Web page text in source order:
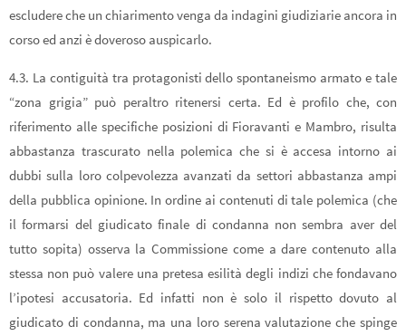
escludere che un chiarimento venga da indagini giudiziarie ancora in
corso ed anzi è doveroso auspicarlo.
4.3. La contiguità tra protagonisti dello spontaneismo armato e tale
“zona grigia” può peraltro ritenersi certa. Ed è profilo che, con
riferimento alle specifiche posizioni di Fioravanti e Mambro, risulta
abbastanza trascurato nella polemica che si è accesa intorno ai
dubbi sulla loro colpevolezza avanzati da settori abbastanza ampi
della pubblica opinione. In ordine ai contenuti di tale polemica (che
il formarsi del giudicato finale di condanna non sembra aver del
tutto sopita) osserva la Commissione come a dare contenuto alla
stessa non può valere una pretesa esilità degli indizi che fondavano
l’ipotesi accusatoria. Ed infatti non è solo il rispetto dovuto al
giudicato di condanna, ma una loro serena valutazione che spinge